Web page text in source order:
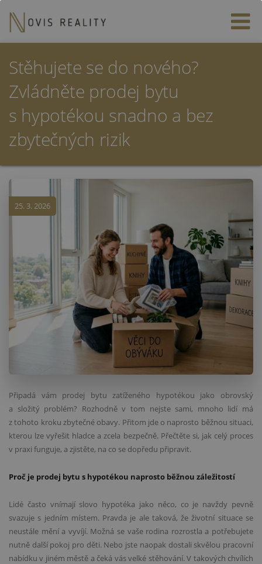
Stěhujete se do nového?
Zvládněte prodej bytu
s hypotékou snadno a bez
zbytečných rizik
25. 3. 2026
Připadá vám prodej bytu zatíženého hypotékou jako obrovský
a složitý problém? Rozhodně v tom nejste sami, mnoho lidí má
z tohoto kroku zbytečné obavy. Přitom jde o naprosto běžnou situaci,
kterou lze vyřešit hladce a zcela bezpečně. Přečtěte si, jak celý proces
v praxi funguje, a zjistěte, na co se dopředu připravit.
Proč je prodej bytu s hypotékou naprosto běžnou záležitostí
Lidé často vnímají slovo hypotéka jako něco, co je navždy pevně
svazuje s jedním místem. Pravda je ale taková, že životní situace se
neustále mění a vyvíjí. Možná se vaše rodina rozrostla a potřebujete
nutně další pokoj pro děti. Nebo jste naopak dostali skvělou pracovní
nabídku v jiném městě a čeká vás velké stěhování. V takových chvílích